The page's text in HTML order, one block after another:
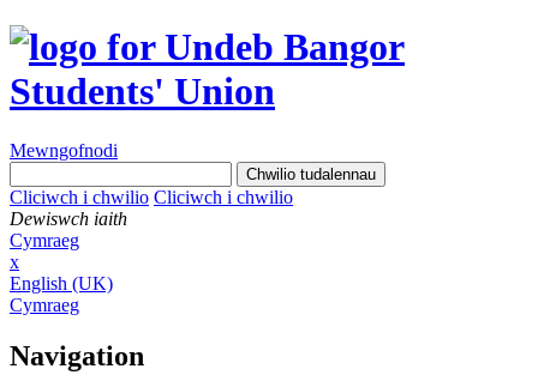
Mewngofnodi
Cliciwch i chwilio Cliciwch i chwilio
Dewiswch iaith
Cymraeg
x
English (UK)
Cymraeg
Navigation